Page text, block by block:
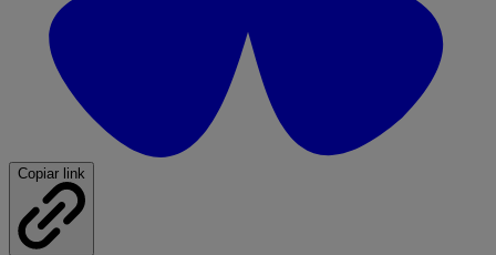
Copiar link